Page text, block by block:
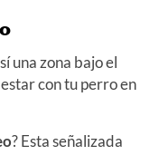
una zona bajo el
con tu perro en
? Esta señalizada